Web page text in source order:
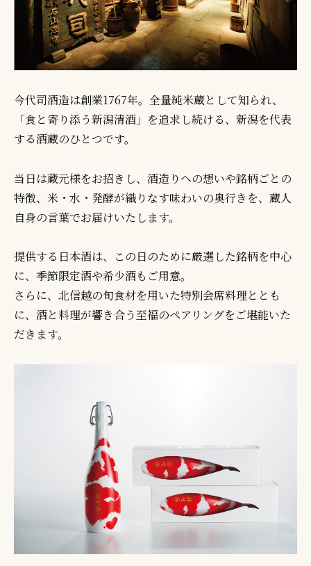
今代司酒造は創業1767年。全量純米蔵として知られ、
「食と寄り添う新潟清酒」を追求し続ける、新潟を代表
する酒蔵のひとつです。
当日は蔵元様をお招きし、酒造りへの想いや銘柄ごとの
特徴、米・水・発酵が織りなす味わいの奥行きを、蔵人
自身の言葉でお届けいたします。
提供する日本酒は、この日のために厳選した銘柄を中心
に、季節限定酒や希少酒もご用意。
さらに、北信越の旬食材を用いた特別会席料理ととも
に、酒と料理が響き合う至福のペアリングをご堪能いた
だきます。